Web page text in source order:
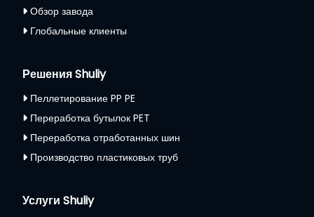
Обзор завода
Глобальные клиенты
Решения Shuliy
Пеллетирование PP PE
Переработка бутылок PET
Переработка отработанных шин
Производство пластиковых труб
Услуги Shuliy